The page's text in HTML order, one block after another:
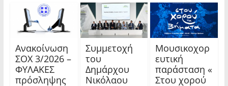
Ανακοίνωση
ΣΟΧ 3/2026 –
ΦΥΛΑΚΕΣ
πρόσληψης
Συμμετοχή
του
Δημάρχου
Νικόλαου
Μουσικοχορ
ευτική
παράσταση «
Στου χορού